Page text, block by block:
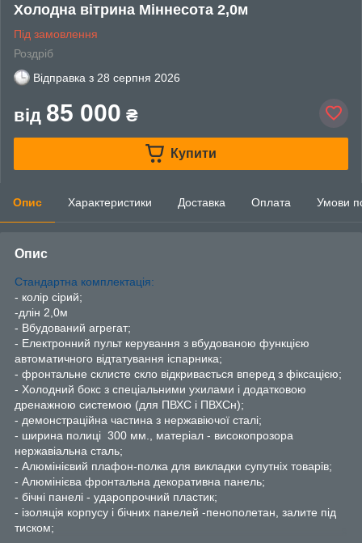
Холодна вітрина Міннесота 2,0м
Під замовлення
Роздріб
Відправка з 28 серпня 2026
від 85 000 ₴
Купити
Опис Характеристики Доставка Оплата Умови
Опис
Стандартна комплектація:
- колір сірий;
-длін 2,0м
- Вбудований агрегат;
- Електронний пульт керування з вбудованою функцією
автоматичного відтатування іспарника;
- фронтальне склисте скло відкривається вперед з фіксацією;
- Холодний бокс з спеціальними ухилами і додатковою
дренажною системою (для ПВХС і ПВХСн);
- демонстраційна частина з нержавіючої сталі;
- ширина полиці 300 мм., матеріал - високопрозора
нержавіальна сталь;
- Алюмінієвий плафон-полка для викладки супутніх товарів;
- Алюмінієва фронтальна декоративна панель;
- бічні панелі - ударопрочний пластик;
- ізоляція корпусу і бічних панелей -пенополетан, залите під
тиском;